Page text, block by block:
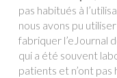
pas habitués à
nous avons pu
fabriquer l’eJournal
qui a été souvent
patients et n’ont